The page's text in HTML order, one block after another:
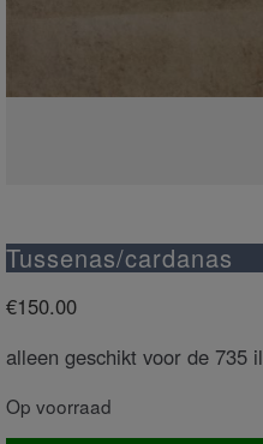
Tussenas/cardanas
€150.00
alleen geschikt voor de 735 il
Op voorraad